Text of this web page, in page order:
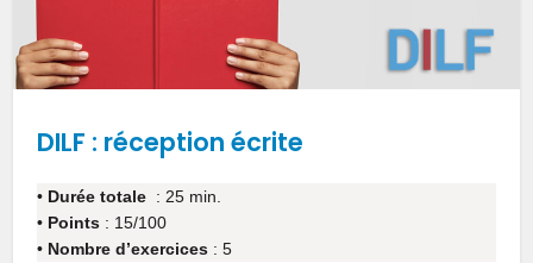
DILF : réception écrite
• Durée totale : 25 min.
• Points : 15/100
• Nombre d’exercices : 5